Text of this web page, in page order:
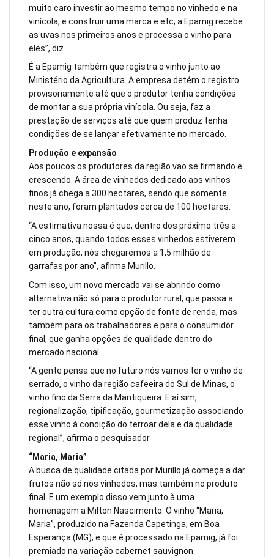
muito caro investir ao mesmo tempo no vinhedo e na
vinícola, e construir uma marca e etc, a Epamig recebe
as uvas nos primeiros anos e processa o vinho para
eles”, diz.
É a Epamig também que registra o vinho junto ao
Ministério da Agricultura. A empresa detém o registro
provisoriamente até que o produtor tenha condições
de montar a sua própria vinícola. Ou seja, faz a
prestação de serviços até que quem produz tenha
condições de se lançar efetivamente no mercado.
Produção e expansão
Aos poucos os produtores da região vao se firmando e
crescendo. A área de vinhedos dedicado aos vinhos
finos já chega a 300 hectares, sendo que somente
neste ano, foram plantados cerca de 100 hectares.
“A estimativa nossa é que, dentro dos próximo três a
cinco anos, quando todos esses vinhedos estiverem
em produção, nós chegaremos a 1,5 milhão de
garrafas por ano”, afirma Murillo.
Com isso, um novo mercado vai se abrindo como
alternativa não só para o produtor rural, que passa a
ter outra cultura como opção de fonte de renda, mas
também para os trabalhadores e para o consumidor
final, que ganha opções de qualidade dentro do
mercado nacional.
“A gente pensa que no futuro nós vamos ter o vinho de
serrado, o vinho da região cafeeira do Sul de Minas, o
vinho fino da Serra da Mantiqueira. E aí sim,
regionalização, tipificação, gourmetização associando
esse vinho à condição do terroar dela e da qualidade
regional”, afirma o pesquisador
“Maria, Maria”
A busca de qualidade citada por Murillo já começa a dar
frutos não só nos vinhedos, mas também no produto
final. E um exemplo disso vem junto à uma
homenagem a Milton Nascimento. O vinho “Maria,
Maria”, produzido na Fazenda Capetinga, em Boa
Esperança (MG), e que é processado na Epamig, já foi
premiado na variação cabernet sauvignon.